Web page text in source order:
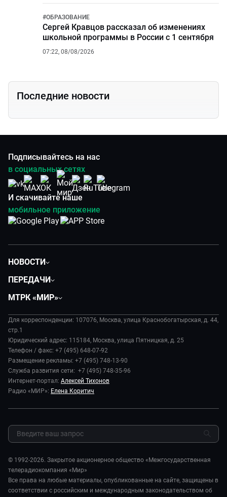
#ОБРАЗОВАНИЕ
Сергей Кравцов рассказал об изменениях
школьной программы в России с 1 сентября
07:22, 08/08/2026
Последние новости
Подписывайтесь на нас
в социальных сетях
И скачивайте наше
мобильное приложение
НОВОСТИ
Экономика
Происшествия
В содружестве
В мире
Наука и технологии
Здоровье и медицина
Спорт
Шоу-бизнес
Стиль жизни
Сад и огород
ПЕРЕДАЧИ
Дела судебные
Диктор делает
Игра в кино
Игра в кино. Мультфильмы
Исторический детектив
Миллион за 5 минут
Мировое соглашение
Предварительный диагноз
Пять причин поехать в...
МТРК «МИР»
История
Руководство
Новости компании
Пресса о нас
Карьера
Реклама
Закупки и тендеры
Обратная связь
Для корреспонденции: 107076, Москва, улица Краснобогатырская, д. 44,
стр.1
Юридический адрес: 115184, Москва, улица Пятницкая, д. 25
Телефон / факс: +7 (495) 648-07-92
Размещение рекламы: +7 (495) 748-13-90
Служба развития сети: +7 (495) 748-35-96
Интернет-портал: Алексей Тихонов
Радио «МИР»: Елена Коритич
© 1992-2026. Закрытое акционерное общество «Межгосударственная
телерадиокомпания «Мир»
Все права на любые материалы, опубликованные на сайте, защищены в
соответствии с российским и международным законодательством об